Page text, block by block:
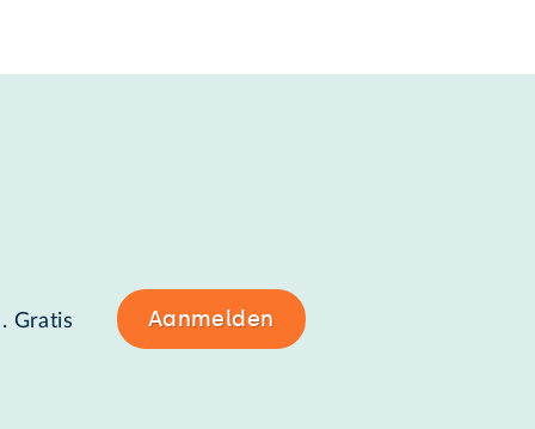
Gratis Aanmelden